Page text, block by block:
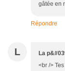
gâtée en
Répondre
L La
<br />